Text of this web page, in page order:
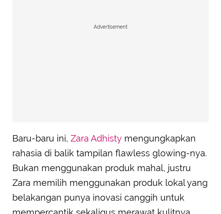
Advertisement
Baru-baru ini, Zara Adhisty mengungkapkan
rahasia di balik tampilan flawless glowing-nya.
Bukan menggunakan produk mahal, justru
Zara memilih menggunakan produk lokal yang
belakangan punya inovasi canggih untuk